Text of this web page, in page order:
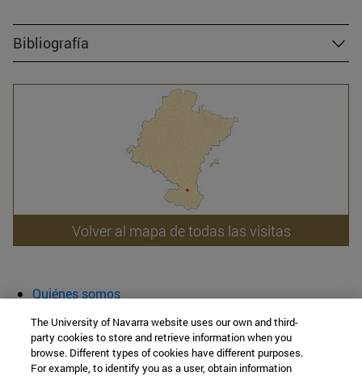
Bibliografía
Volver al mapa de todas las visitas
Quiénes somos
Aula abierta
The University of Navarra website uses our own and third-
party cookies to store and retrieve information when you
browse. Different types of cookies have different purposes.
For example, to identify you as a user, obtain information